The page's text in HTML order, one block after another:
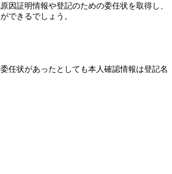
因証明情報や登記のための委任状を取得し、
できるでしょう。
任状があったとしても本人確認情報は登記名